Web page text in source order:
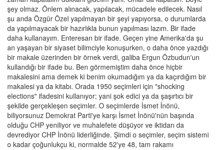
şey olmaz. Önlem alınacak, yapılacak, mücadele edilecek. Nasıl
şu anda Özgür Özel yapılmayan bir şeyi yapıyorsa, o durumlarda
da yapılmayacak bir hazırlıkla bunun yapılması lazım. Bir ifade
daha kullanayım. Enteresan bir ifade. Geçen yine Amerika'da şu
an yaşayan bir siyaset bilimciyle konuşurken, o daha önce yazdığı
bir makale üzerinden bir örnek verdi, galiba Ergun Özbudun'un
kullandığı bir ifade bu. Ben görmemiştim daha önce hiçbir
makalesini ama demek ki benim okumadığım ya da kaçırdığım bir
makalesi ya da kitabı. Orada 1950 seçimleri için "shocking
elections" ifadesini kullanıyor; yani şok edici ya da şaşırtıcı bir
şekilde gerçekleşen seçimler. O seçimlerde İsmet İnönü,
biliyorsunuz Demokrat Parti'ye karşı İsmet İnönü'nün başında
olduğu CHP yeniliyor ve muhalefete düşüyor ve iktidarı da
devrediyor CHP İnönü liderliğinde. Şimdi o seçimler, seçim sistemi
o kadar çoğunlukçu ki, normalde 52'ye 48, tam rakamı